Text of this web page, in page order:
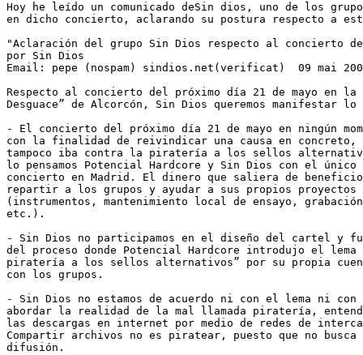
Hoy he leído un comunicado deSin dios, uno de los
en dicho concierto, aclarando su postura respecto a
"Aclaración del grupo Sin Dios respecto al concierto
por Sin Dios
Email: pepe (nospam) sindios.net(verificat)  09 mai
Respecto al concierto del próximo día 21 de mayo en la
Desguace” de Alcorcón, Sin Dios queremos manifestar
- El concierto del próximo día 21 de mayo en ningún
con la finalidad de reivindicar una causa en concreto,
tampoco iba contra la piratería a los sellos
lo pensamos Potencial Hardcore y Sin Dios con el
concierto en Madrid. El dinero que saliera de
repartir a los grupos y ayudar a sus propios proyectos
(instrumentos, mantenimiento local de ensayo,
etc.).
- Sin Dios no participamos en el diseño del cartel y
del proceso donde Potencial Hardcore introdujo el lema
piratería a los sellos alternativos” por su propia
con los grupos.
- Sin Dios no estamos de acuerdo ni con el lema ni con
abordar la realidad de la mal llamada piratería,
las descargas en internet por medio de redes de
Compartir archivos no es piratear, puesto que no
difusión.